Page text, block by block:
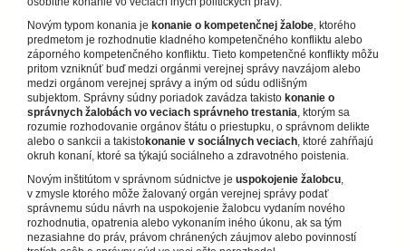
Novým typom konania je konanie o kompetenčnej žalobe, ktorého
predmetom je rozhodnutie kladného kompetenčného konfliktu alebo
záporného kompetenčného konfliktu. Tieto kompetenčné konflikty môžu
pritom vzniknúť buď medzi orgánmi verejnej správy navzájom alebo
medzi orgánom verejnej správy a iným od súdu odlišným
subjektom. Správny súdny poriadok zavádza takisto konanie o
správnych žalobách vo veciach správneho trestania, ktorým sa
rozumie rozhodovanie orgánov štátu o priestupku, o správnom delikte
alebo o sankcii a takistokonanie v sociálnych veciach, ktoré zahŕňajú
okruh konaní, ktoré sa týkajú sociálneho a zdravotného poistenia.
Novým inštitútom v správnom súdnictve je uspokojenie žalobcu,
v zmysle ktorého môže žalovaný orgán verejnej správy podať
správnemu súdu návrh na uspokojenie žalobcu vydaním nového
rozhodnutia, opatrenia alebo vykonaním iného úkonu, ak sa tým
nezasiahne do práv, právom chránených záujmov alebo povinností